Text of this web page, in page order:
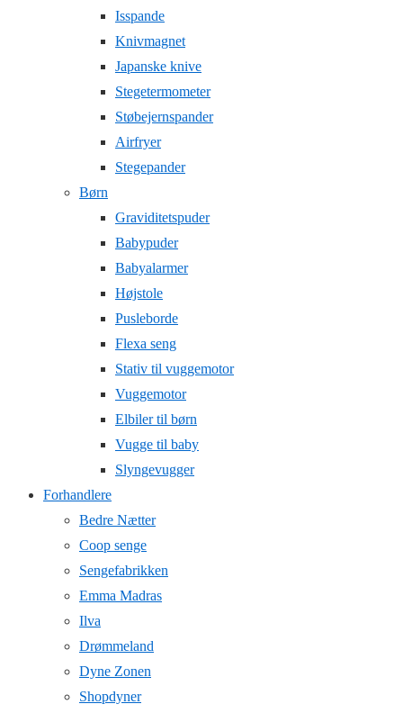
Isspande
Knivmagnet
Japanske knive
Stegetermometer
Støbejernspander
Airfryer
Stegepander
Børn
Graviditetspuder
Babypuder
Babyalarmer
Højstole
Pusleborde
Flexa seng
Stativ til vuggemotor
Vuggemotor
Elbiler til børn
Vugge til baby
Slyngevugger
Forhandlere
Bedre Nætter
Coop senge
Sengefabrikken
Emma Madras
Ilva
Drømmeland
Dyne Zonen
Shopdyner